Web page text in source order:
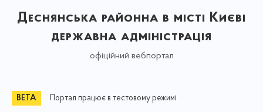
Деснянська районна в місті Києві
державна адміністрація
офіційний вебпортал
Портал працює в тестовому режимі